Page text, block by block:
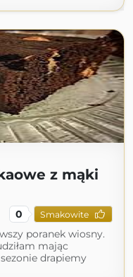
z mąki
0 Smakowite
poranek wiosny.
mając
drapiemy